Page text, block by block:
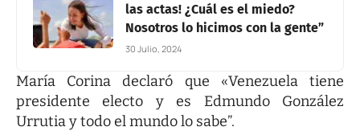
las actas! ¿Cuál es el miedo?
Nosotros lo hicimos con la gente”
30 Julio, 2024
María Corina declaró que «Venezuela tiene
presidente electo y es Edmundo González
Urrutia y todo el mundo lo sabe”.